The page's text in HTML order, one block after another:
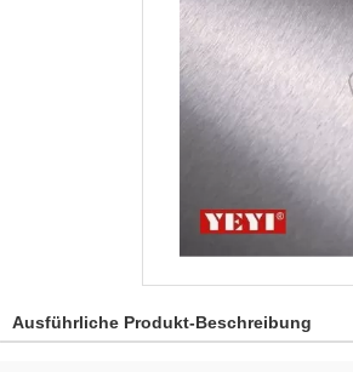
Ausführliche Produkt-Beschreibung